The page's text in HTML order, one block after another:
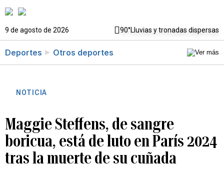
9 de agosto de 2026 90°Lluvias y tronadas dispersas
Deportes Otros deportes
NOTICIA
Maggie Steffens, de sangre
boricua, está de luto en París 2024
tras la muerte de su cuñada